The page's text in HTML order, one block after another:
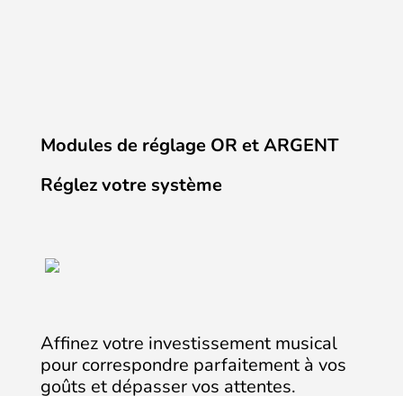
Modules de réglage OR et ARGENT
Réglez votre système
Affinez votre investissement musical
pour correspondre parfaitement à vos
goûts et dépasser vos attentes.